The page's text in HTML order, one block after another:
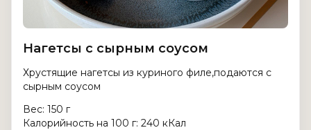
Нагетсы с сырным соусом
Хрустящие нагетсы из куриного филе,подаются с
сырным соусом
Вес: 150 г
Калорийность на 100 г: 240 кКал